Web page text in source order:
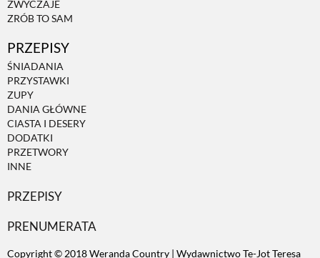
ZWYCZAJE
ZRÓB TO SAM
PRZEPISY
ŚNIADANIA
PRZYSTAWKI
ZUPY
DANIA GŁÓWNE
CIASTA I DESERY
DODATKI
PRZETWORY
INNE
PRZEPISY
PRENUMERATA
Copyright © 2018 Weranda Country | Wydawnictwo Te-Jot Teresa